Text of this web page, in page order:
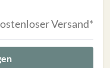
Versand*